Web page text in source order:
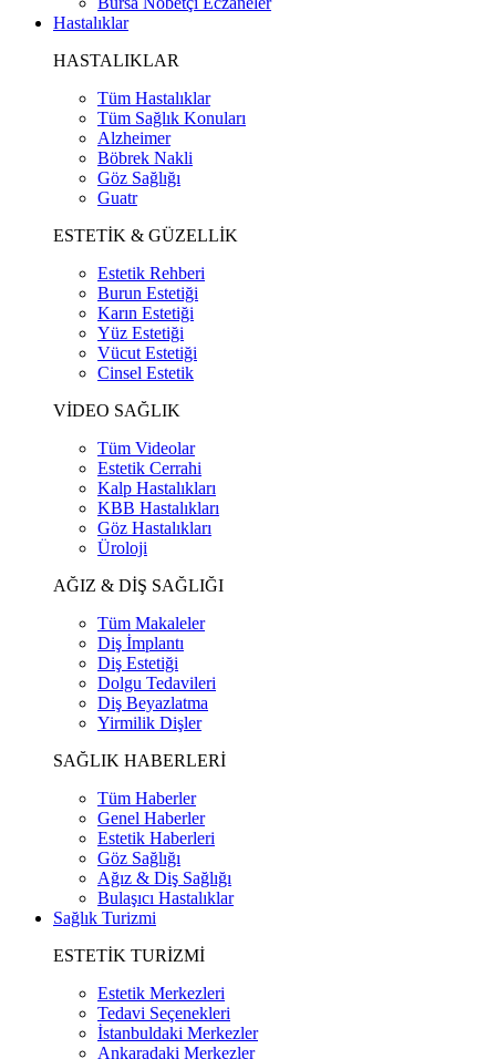
Hastalıklar
HASTALIKLAR
Tüm Hastalıklar
Tüm Sağlık Konuları
Alzheimer
Böbrek Nakli
Göz Sağlığı
Guatr
ESTETİK & GÜZELLİK
Estetik Rehberi
Burun Estetiği
Karın Estetiği
Yüz Estetiği
Vücut Estetiği
Cinsel Estetik
VİDEO SAĞLIK
Tüm Videolar
Estetik Cerrahi
Kalp Hastalıkları
KBB Hastalıkları
Göz Hastalıkları
Üroloji
AĞIZ & DİŞ SAĞLIĞI
Tüm Makaleler
Diş İmplantı
Diş Estetiği
Dolgu Tedavileri
Diş Beyazlatma
Yirmilik Dişler
SAĞLIK HABERLERİ
Tüm Haberler
Genel Haberler
Estetik Haberleri
Göz Sağlığı
Ağız & Diş Sağlığı
Bulaşıcı Hastalıklar
Sağlık Turizmi
ESTETİK TURİZMİ
Estetik Merkezleri
Tedavi Seçenekleri
İstanbuldaki Merkezler
Ankaradaki Merkezler